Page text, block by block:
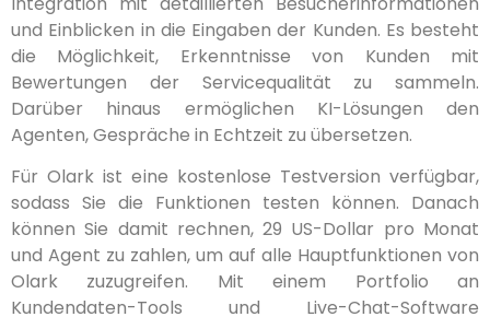
und Einblicken in die Eingaben der Kunden. Es besteht
die Möglichkeit, Erkenntnisse von Kunden mit
Bewertungen der Servicequalität zu sammeln.
Darüber hinaus ermöglichen KI-Lösungen den
Agenten, Gespräche in Echtzeit zu übersetzen.
Für Olark ist eine kostenlose Testversion verfügbar,
sodass Sie die Funktionen testen können. Danach
können Sie damit rechnen, 29 US-Dollar pro Monat
und Agent zu zahlen, um auf alle Hauptfunktionen von
Olark zuzugreifen. Mit einem Portfolio an
Kundendaten-Tools und Live-Chat-Software